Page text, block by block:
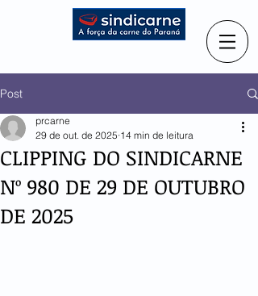
Post
CLIPPING DO SINDICARNE
Nº 980 DE 29 DE OUTUBRO
DE 2025
prcarne
29 de out. de 2025 14 min de leitura